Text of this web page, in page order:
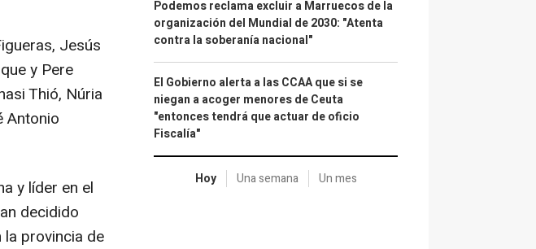
Jesús
y Pere
Thió, Núria
Antonio
y líder en el
decidido
la provincia de
Podemos reclama excluir a Marruecos de la
organización del Mundial de 2030: "Atenta
contra la soberanía nacional"
El Gobierno alerta a las CCAA que si se
niegan a acoger menores de Ceuta
"entonces tendrá que actuar de oficio
Fiscalía"
Hoy Una semana Un mes